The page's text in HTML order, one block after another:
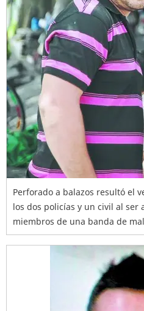
Perforado a balazos resultó el
los dos policías y un civil al ser
miembros de una banda de